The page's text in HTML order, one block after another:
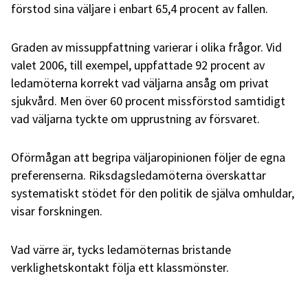
förstod sina väljare i enbart 65,4 procent av fallen.
Graden av missuppfattning varierar i olika frågor. Vid
valet 2006, till exempel, uppfattade 92 procent av
ledamöterna korrekt vad väljarna ansåg om privat
sjukvård. Men över 60 procent missförstod samtidigt
vad väljarna tyckte om upprustning av försvaret.
Oförmågan att begripa väljaropinionen följer de egna
preferenserna. Riksdagsledamöterna överskattar
systematiskt stödet för den politik de själva omhuldar,
visar forskningen.
Vad värre är, tycks ledamöternas bristande
verklighetskontakt följa ett klassmönster.